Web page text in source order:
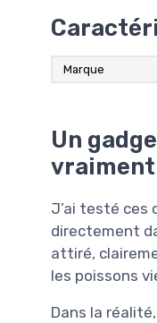
Marque
Un
J’ai testé ces
directement
attiré,
les poissons
Dans la